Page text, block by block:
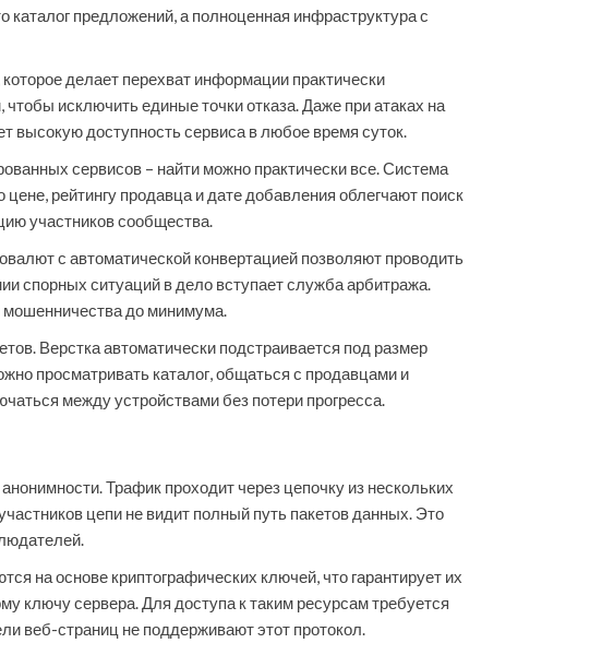
предложений, а полноценная инфраструктура с
делает перехват информации практически
исключить единые точки отказа. Даже при атаках на
высокую доступность сервиса в любое время суток.
сервисов – найти можно практически все. Система
рейтингу продавца и дате добавления облегчают поиск
участников сообщества.
с автоматической конвертацией позволяют проводить
спорных ситуаций в дело вступает служба арбитража.
мошенничества до минимума.
Верстка автоматически подстраивается под размер
просматривать каталог, общаться с продавцами и
между устройствами без потери прогресса.
Трафик проходит через цепочку из нескольких
цепи не видит полный путь пакетов данных. Это
на основе криптографических ключей, что гарантирует их
ключу сервера. Для доступа к таким ресурсам требуется
веб-страниц не поддерживают этот протокол.